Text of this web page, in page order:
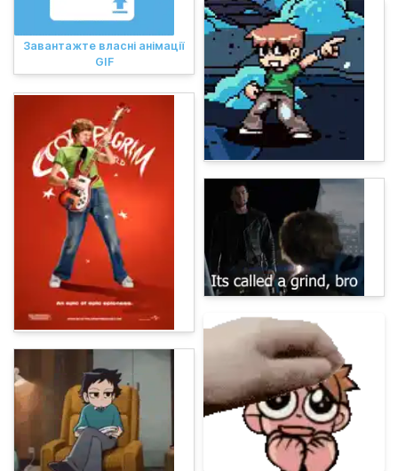
Завантажте власні анімації
GIF